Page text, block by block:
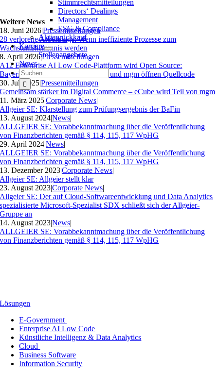
Stimmrechtsmitteilungen
Directors‘ Dealings
Management
ESG & Compliance
Aktienrückkauf
Karriere
Stellenangebote
News
Suche
nach:
Weitere News
18. Juni 2026|Pressemitteilungen|
28 verlorene Arbeitstage: Wenn ineffiziente Prozesse zum
Wachstumshemmnis werden
8. April 2026|Pressemitteilungen|
A12 Enterprise AI Low Code-Plattform wird Open Source:
Bayerisches Landesamt für Steuern und mgm öffnen Quellcode
30. Juli 2025|Pressemitteilungen|
Gemeinsam stärker im Digital Commerce – eCube wird Teil von mgm
11. März 2025|Corporate News|
Allgeier SE: Klarstellung zum Prüfungsergebnis der BaFin
13. August 2024|News|
ALLGEIER SE: Vorabbekanntmachung über die Veröffentlichung
von Finanzberichten gemäß § 114, 115, 117 WpHG
29. April 2024|News|
ALLGEIER SE: Vorabbekanntmachung über die Veröffentlichung
von Finanzberichten gemäß § 114, 115, 117 WpHG
13. Dezember 2023|Corporate News|
Allgeier SE: Allgeier stellt klar
23. August 2023|Corporate News|
Allgeier SE: Der auf Cloud-Softwareentwicklung und Data Analytics
spezialisierte Microsoft-Spezialist SDX schließt sich der Allgeier-
Gruppe an
14. August 2023|News|
ALLGEIER SE: Vorabbekanntmachung über die Veröffentlichung
von Finanzberichten gemäß § 114, 115, 117 WpHG
Lösungen
E-Government
Enterprise AI Low Code
Künstliche Intelligenz & Data Analytics
Cloud
Business Software
Information Security